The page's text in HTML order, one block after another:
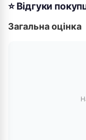
⭐ Відгуки
Загальна оцінка